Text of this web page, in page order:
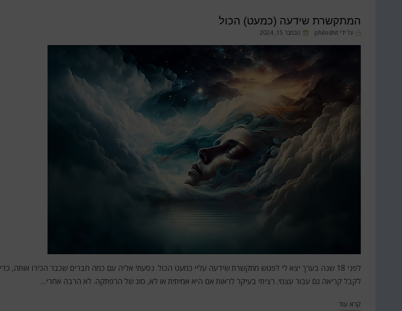
המתקשרת שידעה (כמעט) הכול
על ידיphiloshit
פורסםנובמבר 15, 2024
לפני 18 שנה בערך יצא לי לפגוש מתקשרת שידעה עליי כמעט הכול. נסעתי אליה עם כמה חברים שכבר הכירו אותה, כדי
לקבל קריאה גם עבור עצמי. רציתי בעיקר לראות אם היא אמיתית או לא, סוג של הרפתקה. לא הרבה אחרי…
קרא עוד